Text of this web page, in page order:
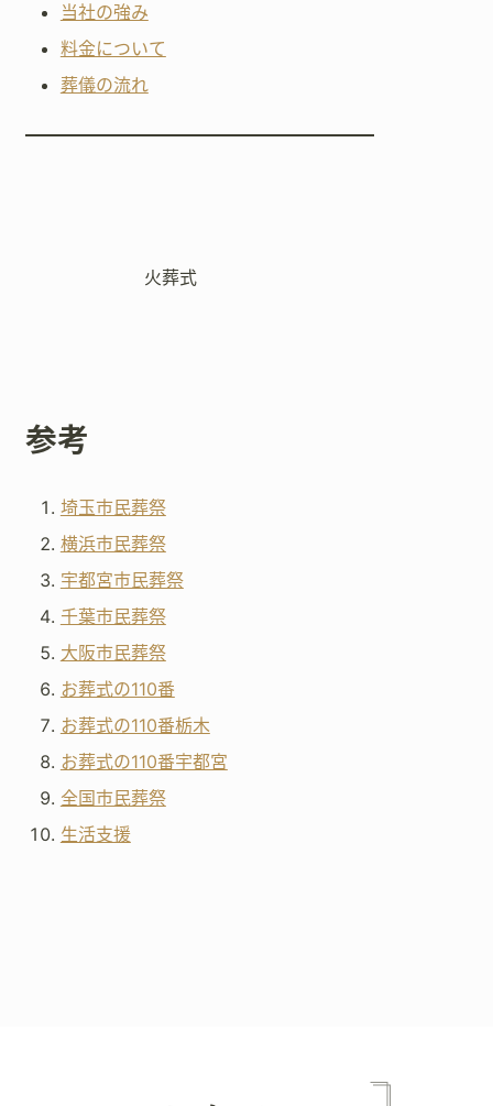
当社の強み
料金について
葬儀の流れ
火葬式
参考
埼玉市民葬祭
横浜市民葬祭
宇都宮市民葬祭
千葉市民葬祭
大阪市民葬祭
お葬式の110番
お葬式の110番栃木
お葬式の110番宇都宮
全国市民葬祭
生活支援